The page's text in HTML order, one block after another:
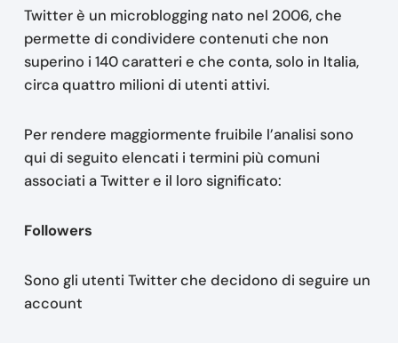
Twitter è un microblogging nato nel 2006, che
permette di condividere contenuti che non
superino i 140 caratteri e che conta, solo in Italia,
circa quattro milioni di utenti attivi.
Per rendere maggiormente fruibile l’analisi sono
qui di seguito elencati i termini più comuni
associati a Twitter e il loro significato:
Followers
Sono gli utenti Twitter che decidono di seguire un
account